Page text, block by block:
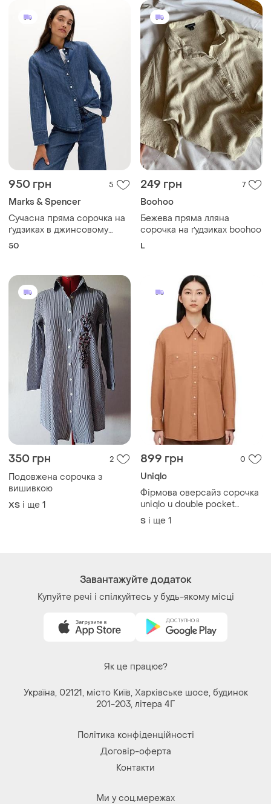
950 грн 5
Marks & Spencer
Сучасна пряма сорочка на
ґудзиках в джинсовому
кольорі р.22
50
249 грн 7
Boohoo
Бежева пряма лляна
сорочка на ґудзиках boohoo
L
350 грн 2
Подовжена сорочка з
вишивкою
ХS і ще 1
899 грн 0
Uniqlo
Фірмова оверсайз сорочка
uniqlo u double pocket
oversized long-sleeve shirt
S і ще 1
Завантажуйте додаток
Купуйте речі і спілкуйтесь у будь-якому місці
Як це працює?
Україна, 02121, місто Київ, Харківське шосе, будинок
201-203, літера 4Г
Політика конфіденційності
Договір-оферта
Контакти
Ми у соц.мережах